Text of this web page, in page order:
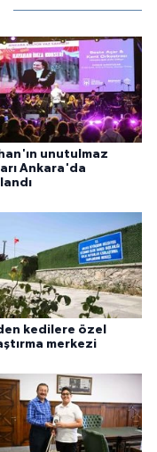
unutulmaz
Ankara'da
kedilere özel
merkezi